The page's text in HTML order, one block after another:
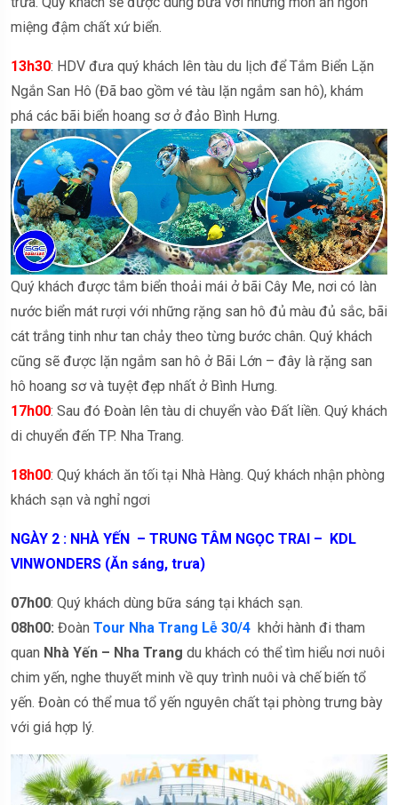
miệng đậm chất xứ biển.
13h30: HDV đưa quý khách lên tàu du lịch để Tắm Biển Lặn
Ngắn San Hô (Đã bao gồm vé tàu lặn ngắm san hô), khám
phá các bãi biển hoang sơ ở đảo Bình Hưng.
Quý khách được tắm biển thoải mái ở bãi Cây Me, nơi có làn
nước biển mát rượi với những rặng san hô đủ màu đủ sắc, bãi
cát trắng tinh như tan chảy theo từng bước chân. Quý khách
cũng sẽ được lặn ngắm san hô ở Bãi Lớn – đây là rặng san
hô hoang sơ và tuyệt đẹp nhất ở Bình Hưng.
17h00: Sau đó Đoàn lên tàu di chuyển vào Đất liền. Quý khách
di chuyển đến TP. Nha Trang.
18h00: Quý khách ăn tối tại Nhà Hàng. Quý khách nhận phòng
khách sạn và nghỉ ngơi
NGÀY 2 : NHÀ YẾN – TRUNG TÂM NGỌC TRAI – KDL
VINWONDERS (Ăn sáng, trưa)
07h00: Quý khách dùng bữa sáng tại khách sạn.
08h00: Đoàn Tour Nha Trang Lễ 30/4 khởi hành đi tham
quan Nhà Yến – Nha Trang du khách có thể tìm hiểu nơi nuôi
chim yến, nghe thuyết minh về quy trình nuôi và chế biến tổ
yến. Đoàn có thể mua tổ yến nguyên chất tại phòng trưng bày
với giá hợp lý.